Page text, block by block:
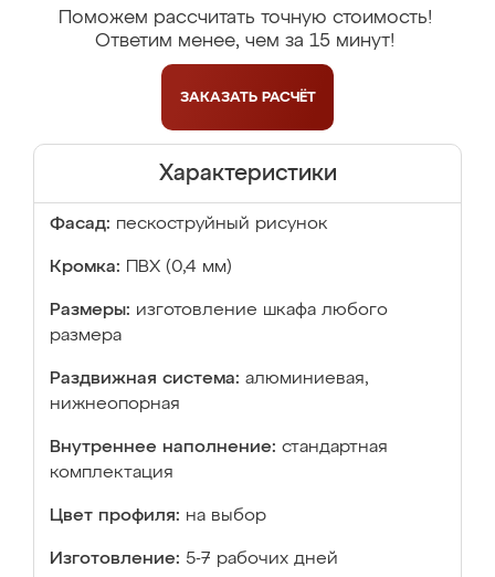
Поможем рассчитать точную стоимость!
Ответим менее, чем за 15 минут!
ЗАКАЗАТЬ РАСЧЁТ
Характеристики
Фасад: пескоструйный рисунок
Кромка: ПВХ (0,4 мм)
Размеры: изготовление шкафа любого
размера
Раздвижная система: алюминиевая,
нижнеопорная
Внутреннее наполнение: стандартная
комплектация
Цвет профиля: на выбор
Изготовление: 5-7 рабочих дней